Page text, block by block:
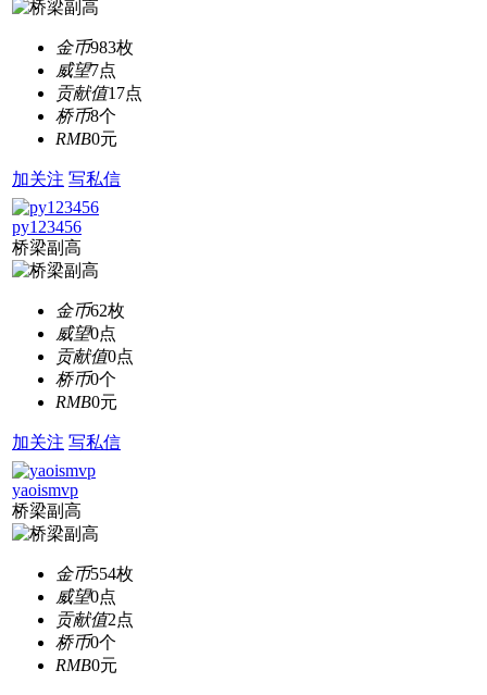
金币983枚
威望7点
贡献值17点
桥币8个
RMB0元
加关注 写私信
py123456
桥梁副高
金币62枚
威望0点
贡献值0点
桥币0个
RMB0元
加关注 写私信
yaoismvp
桥梁副高
金币554枚
威望0点
贡献值2点
桥币0个
RMB0元